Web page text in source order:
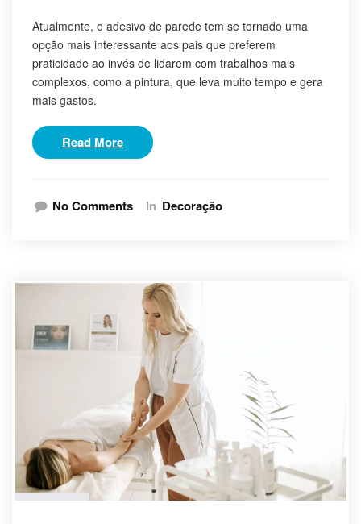
Atualmente, o adesivo de parede tem se tornado uma
opção mais interessante aos pais que preferem
praticidade ao invés de lidarem com trabalhos mais
complexos, como a pintura, que leva muito tempo e gera
mais gastos.
Read More
No Comments In Decoração